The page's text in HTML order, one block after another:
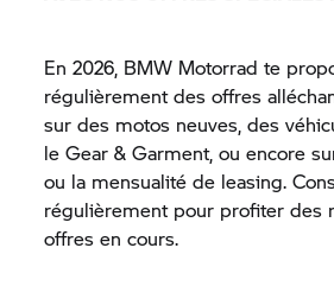
En 2026, BMW Motorrad te
régulièrement des offres
sur des motos neuves, des
le Gear & Garment, ou encore
ou la mensualité de leasing.
régulièrement pour profiter des
offres en cours.